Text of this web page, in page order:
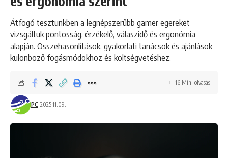
Átfogó tesztünkben a legnépszerűbb gamer egereket
vizsgáltuk pontosság, érzékelő, válaszidő és ergonómia
alapján. Összehasonlítások, gyakorlati tanácsok és ajánlások
különböző fogásmódokhoz és költségvetéshez.
PC 2025.11.09.
16 Min. olvasás